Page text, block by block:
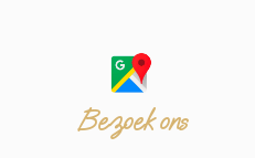
Bezoek ons